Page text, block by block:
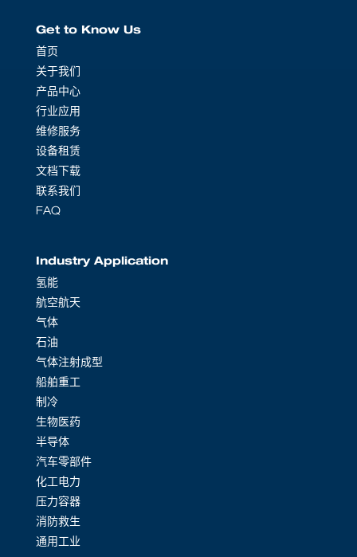
Get to Know Us
首页
关于我们
产品中心
行业应用
维修服务
设备租赁
文档下载
联系我们
FAQ
Industry Application
氢能
航空航天
气体
石油
气体注射成型
船舶重工
制冷
生物医药
半导体
汽车零部件
化工电力
压力容器
消防救生
通用工业